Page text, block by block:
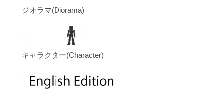
ジオラマ(Diorama)
キャラクター(Character)